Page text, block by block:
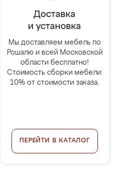
Доставка
и установка
Мы доставляем мебель по
Рошалю и всей Московской
области бесплатно!
Стоимость сборки мебели:
10% от стоимости заказа.
ПЕРЕЙТИ В КАТАЛОГ